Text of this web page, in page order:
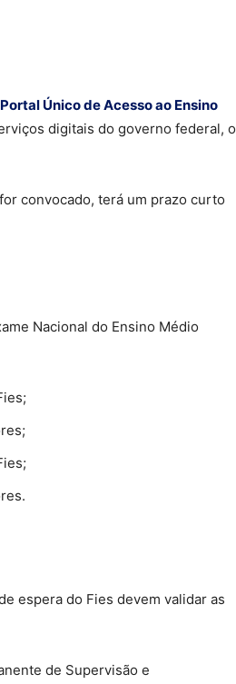
Portal Único de Acesso ao Ensino
digitais do governo federal, o
convocado, terá um prazo curto
Nacional do Ensino Médio
espera do Fies devem validar as
de Supervisão e